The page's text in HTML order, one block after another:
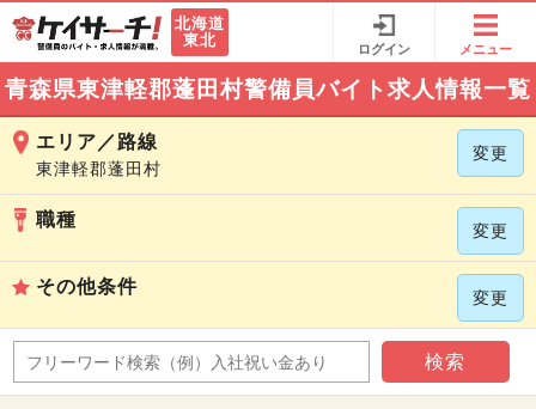
北海道
東北
ログイン メニュー
青森県東津軽郡蓬田村警備員バイト求人情報一覧
エリア／路線
東津軽郡蓬田村
変更
職種
変更
その他条件
変更
検索